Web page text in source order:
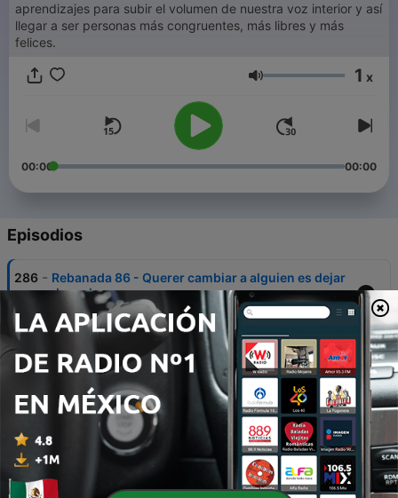
aprendizajes para subir el volumen de nuestra voz interior y así
llegar a ser personas más congruentes, más libres y más
felices.
Volumen 1 x
00:00 00:00
Episodios
286 - Rebanada 86 - Querer cambiar a alguien es dejar
de verlo
06 ago. 2026
T19E2 - Lo que te detiene no es falta de talento,
es lo que crees sobre el talento
284 - Rebanada 85 - La mente es reina
23 jul. 2026
T19E1 - No te falta tiempo, te sobran cosas que
no importan